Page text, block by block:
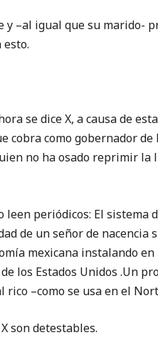
y –al igual que su
se dice X, a causa de
cobra como gobernador
no ha osado reprimir
periódicos: El sistema
de un señor de nacencia
mexicana instalando
los Estados Unidos .Un
–como se usa en el
son detestables.